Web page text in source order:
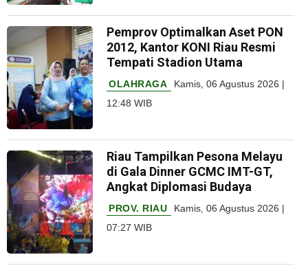
Pemprov Optimalkan Aset PON
2012, Kantor KONI Riau Resmi
Tempati Stadion Utama
OLAHRAGA
Kamis, 06 Agustus 2026 |
12:48 WIB
Riau Tampilkan Pesona Melayu
di Gala Dinner GCMC IMT-GT,
Angkat Diplomasi Budaya
PROV. RIAU
Kamis, 06 Agustus 2026 |
07:27 WIB